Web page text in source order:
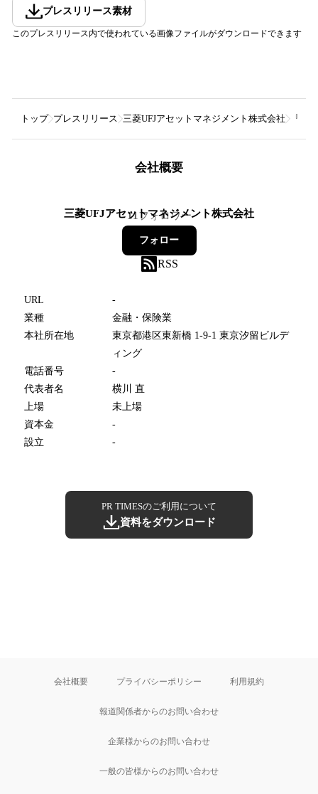
プレスリリース素材
このプレスリリース内で使われている画像ファイルがダウンロードできます
トップ プレスリリース 三菱UFJアセットマネジメント株式会社 『ｅ
会社概要
三菱UFJアセットマネジメント株式会社
11 フォロワー
フォロー
RSS
URL
-
業種
金融・保険業
本社所在地
東京都港区東新橋 1-9-1 東京汐留ビルデ
ィング
電話番号
-
代表者名
横川 直
上場
未上場
資本金
-
設立
-
PR TIMESのご利用について
資料をダウンロード
会社概要 プライバシーポリシー 利用規約
報道関係者からのお問い合わせ
企業様からのお問い合わせ
一般の皆様からのお問い合わせ